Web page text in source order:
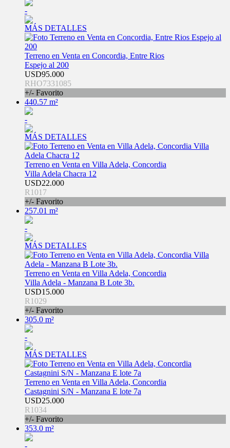
-
MÁS DETALLES
Terreno en Venta en Concordia, Entre Rios
Espejo al 200
USD95.000
RHO7331085
+/- Favorito
440.57 m²
-
MÁS DETALLES
Terreno en Venta en Villa Adela, Concordia
Villa Adela Chacra 12
USD22.000
R1017
+/- Favorito
257.01 m²
-
MÁS DETALLES
Terreno en Venta en Villa Adela, Concordia
Villa Adela - Manzana B Lote 3b.
USD15.000
R1029
+/- Favorito
305.0 m²
-
MÁS DETALLES
Terreno en Venta en Villa Adela, Concordia
Castagnini S/N - Manzana E lote 7a
USD25.000
R1034
+/- Favorito
353.0 m²
-